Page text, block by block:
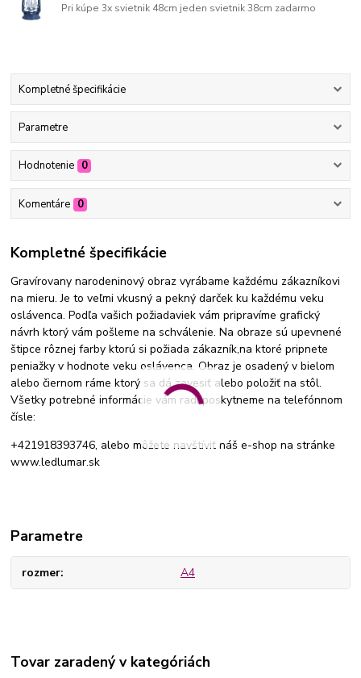
Pri kúpe 3x svietnik 48cm jeden svietnik 38cm zadarmo
Kompletné špecifikácie
Parametre
Hodnotenie 0
Komentáre 0
Kompletné špecifikácie
Gravírovany narodeninový obraz vyrábame každému zákazníkovi
na mieru. Je to veľmi vkusný a pekný darček ku každému veku
oslávenca. Podľa vašich požiadaviek vám pripravíme grafický
návrh ktorý vám pošleme na schválenie. Na obraze sú upevnené
štipce rôznej farby ktorú si požiada zákazník,na ktoré pripnete
peniažky v hodnote veku oslávenca. Obraz je osadený v bielom
alebo čiernom ráme ktorý sa dá zavesiť alebo položiť na stôl.
Všetky potrebné informácie vám radi poskytneme na telefónnom
čísle:
+421918393746, alebo môžete navštíviť náš e-shop na stránke
www.ledlumar.sk
Parametre
rozmer A4
Tovar zaradený v kategóriách